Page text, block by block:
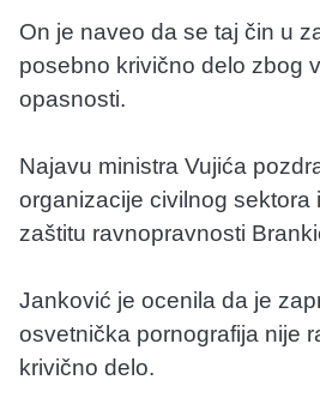
On je naveo da se taj čin u
posebno krivično delo zbog
opasnosti.
Najavu ministra Vujića
organizacije civilnog sektora
zaštitu ravnopravnosti
Janković je ocenila da je
osvetnička pornografija nije
krivično delo.